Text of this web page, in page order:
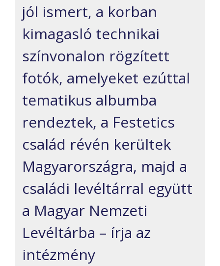
jól ismert, a korban
kimagasló technikai
színvonalon rögzített
fotók, amelyeket ezúttal
tematikus albumba
rendeztek, a Festetics
család révén kerültek
Magyarországra, majd a
családi levéltárral együtt
a Magyar Nemzeti
Levéltárba – írja az
intézmény